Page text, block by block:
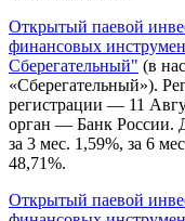
Открытый паевой
финансовых
Сберегательный" (в
«Сберегательный»).
регистрации — 11
орган — Банк России.
за 3 мес. 1,59%, за 6
48,71%.
Открытый паевой